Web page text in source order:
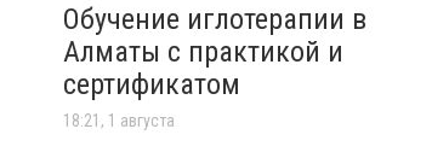
Обучение иглотерапии в
Алматы с практикой и
сертификатом
18:21, 1 августа